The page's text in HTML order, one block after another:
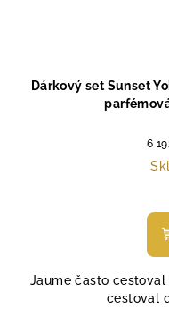
Dárkový set Sunset
6
Jaume často
cestoval